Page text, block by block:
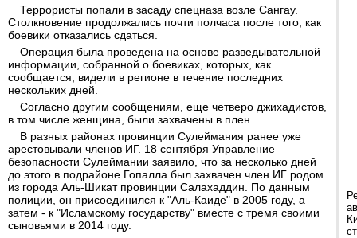
Террористы попали в засаду спецназа возле Сангау.
Столкновение продолжались почти полчаса после того, как
боевики отказались сдаться.
Операция была проведена на основе разведывательной
информации, собранной о боевиках, которых, как
сообщается, видели в регионе в течение последних
нескольких дней.
Согласно другим сообщениям, еще четверо джихадистов,
в том числе женщина, были захвачены в плен.
В разных районах провинции Сулеймания ранее уже
арестовывали членов ИГ. 18 сентября Управление
безопасности Сулеймании заявило, что за несколько дней
до этого в подрайоне Гопалла был захвачен член ИГ родом
из города Аль-Шикат провинции Салахаддин. По данным
полиции, он присоединился к "Аль-Каиде" в 2005 году, а
затем - к "Исламскому государству" вместе с тремя своими
сыновьями в 2014 году.